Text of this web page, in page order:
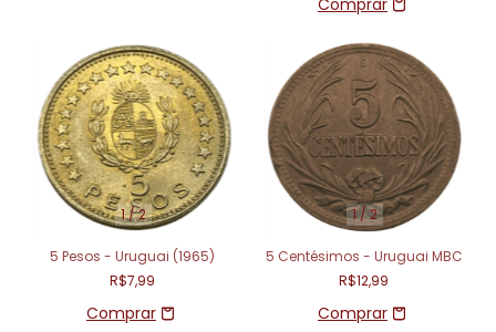
1/2
5 Pesos - Uruguai (1965)
R$7,99
1/2
5 Centésimos - Uruguai MBC
R$12,99